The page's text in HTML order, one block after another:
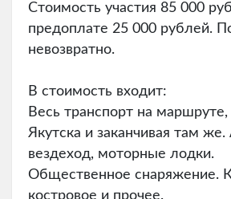
Стоимость участия 85 000
предоплате 25 000 рублей.
невозвратно.
В стоимость входит:
Весь транспорт на маршруте,
Якутска и заканчивая там
вездеход, моторные лодки.
Общественное снаряжение.
костровое и прочее.